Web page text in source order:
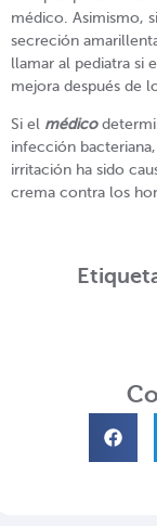
médico. Asimismo,
secreción
llamar al pediatra si
mejora después de
Si el médico
infección
irritación ha sido
crema contra los